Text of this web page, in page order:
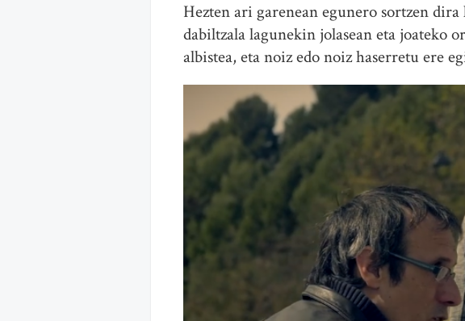
Hezten ari garenean egunero sortzen
dabiltzala lagunekin jolasean eta joateko
albistea, eta noiz edo noiz haserretu ere